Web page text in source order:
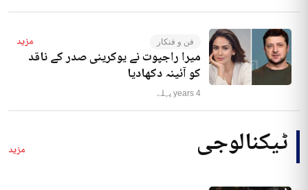
فن و فنکار مزید
میرا راجپوت نے یوکرینی صدر کے ناقد
کو آئینہ دکھادیا
4 years پہلے
ٹیکنالوجی مزید